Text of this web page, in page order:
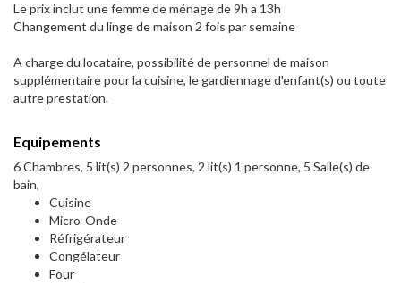
Le prix inclut une femme de ménage de 9h a 13h
Changement du linge de maison 2 fois par semaine
A charge du locataire, possibilité de personnel de maison
supplémentaire pour la cuisine, le gardiennage d'enfant(s) ou toute
autre prestation.
Equipements
6 Chambres, 5 lit(s) 2 personnes, 2 lit(s) 1 personne, 5 Salle(s) de
bain,
Cuisine
Micro-Onde
Réfrigérateur
Congélateur
Four